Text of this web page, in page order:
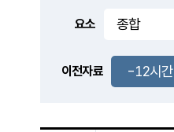
-
요소
이전자료 -12시간